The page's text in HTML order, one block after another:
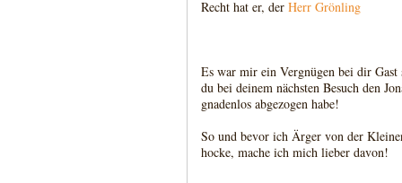
Recht hat er, der Herr Grönling
Es war mir ein Vergnügen bei dir
du bei deinem nächsten Besuch den
gnadenlos abgezogen habe!
So und bevor ich Ärger von der
hocke, mache ich mich lieber davon!